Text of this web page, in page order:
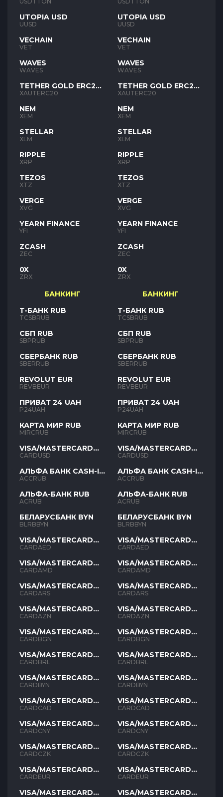
UTOPIA USD
UUSD
VECHAIN
VET
WAVES
WAVES
TETHER GOLD ERC20
XAUT
XAUTERC20
NEM
XEM
STELLAR
XLM
RIPPLE
XRP
TEZOS
XTZ
VERGE
XVG
YEARN FINANCE
YFI
ZCASH
ZEC
0X
ZRX
БАНКИНГ
Т-БАНК RUB
TCSBRUB
СБП RUB
SBPRUB
СБЕРБАНК RUB
SBERRUB
REVOLUT EUR
REVBEUR
ПРИВАТ 24 UAH
P24UAH
КАРТА МИР RUB
MIRCRUB
VISA/MASTERCARD
USD
CARDUSD
АЛЬФА БАНК CASH-IN
RUB
ACCRUB
АЛЬФА-БАНК RUB
ACRUB
БЕЛАРУСБАНК BYN
BLRBBYN
VISA/MASTERCARD
AED
CARDAED
VISA/MASTERCARD
AMD
CARDAMD
VISA/MASTERCARD
ARS
CARDARS
VISA/MASTERCARD
AZN
CARDAZN
VISA/MASTERCARD
BGN
CARDBGN
VISA/MASTERCARD
BRL
CARDBRL
VISA/MASTERCARD
BYN
CARDBYN
VISA/MASTERCARD
CAD
CARDCAD
VISA/MASTERCARD
CNY
CARDCNY
VISA/MASTERCARD
CZK
CARDCZK
VISA/MASTERCARD
EUR
CARDEUR
VISA/MASTERCARD
UTOPIA USD
UUSD
VECHAIN
VET
WAVES
WAVES
TETHER GOLD ERC20
XAUT
XAUTERC20
NEM
XEM
STELLAR
XLM
RIPPLE
XRP
TEZOS
XTZ
VERGE
XVG
YEARN FINANCE
YFI
ZCASH
ZEC
0X
ZRX
БАНКИНГ
Т-БАНК RUB
TCSBRUB
СБП RUB
SBPRUB
СБЕРБАНК RUB
SBERRUB
REVOLUT EUR
REVBEUR
ПРИВАТ 24 UAH
P24UAH
КАРТА МИР RUB
MIRCRUB
VISA/MASTERCARD
USD
CARDUSD
АЛЬФА БАНК CASH-IN
RUB
ACCRUB
АЛЬФА-БАНК RUB
ACRUB
БЕЛАРУСБАНК BYN
BLRBBYN
VISA/MASTERCARD
AED
CARDAED
VISA/MASTERCARD
AMD
CARDAMD
VISA/MASTERCARD
ARS
CARDARS
VISA/MASTERCARD
AZN
CARDAZN
VISA/MASTERCARD
BGN
CARDBGN
VISA/MASTERCARD
BRL
CARDBRL
VISA/MASTERCARD
BYN
CARDBYN
VISA/MASTERCARD
CAD
CARDCAD
VISA/MASTERCARD
CNY
CARDCNY
VISA/MASTERCARD
CZK
CARDCZK
VISA/MASTERCARD
EUR
CARDEUR
VISA/MASTERCARD